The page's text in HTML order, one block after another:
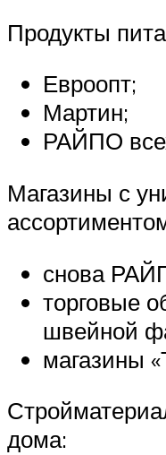
Продукты
Евроопт;
Мартин;
РАЙПО
Магазины с
снова
торговые
швейной
магазины
дома: